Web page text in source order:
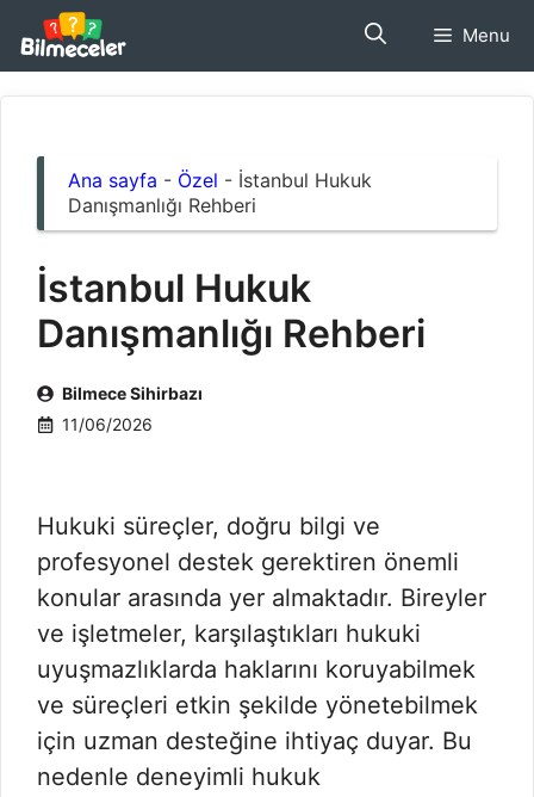
İçeriğe
atla
Menu
Ana sayfa - Özel - İstanbul Hukuk
Danışmanlığı Rehberi
İstanbul Hukuk
Danışmanlığı Rehberi
Bilmece Sihirbazı
11/06/2026
Hukuki süreçler, doğru bilgi ve
profesyonel destek gerektiren önemli
konular arasında yer almaktadır. Bireyler
ve işletmeler, karşılaştıkları hukuki
uyuşmazlıklarda haklarını koruyabilmek
ve süreçleri etkin şekilde yönetebilmek
için uzman desteğine ihtiyaç duyar. Bu
nedenle deneyimli hukuk